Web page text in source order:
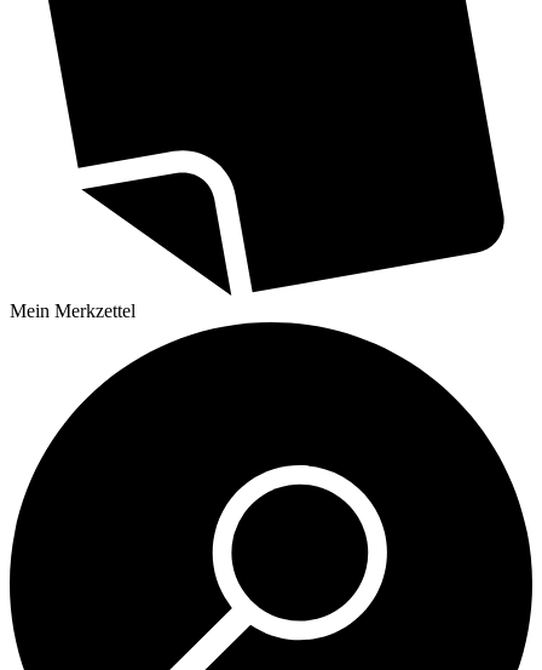
Mein Merkzettel